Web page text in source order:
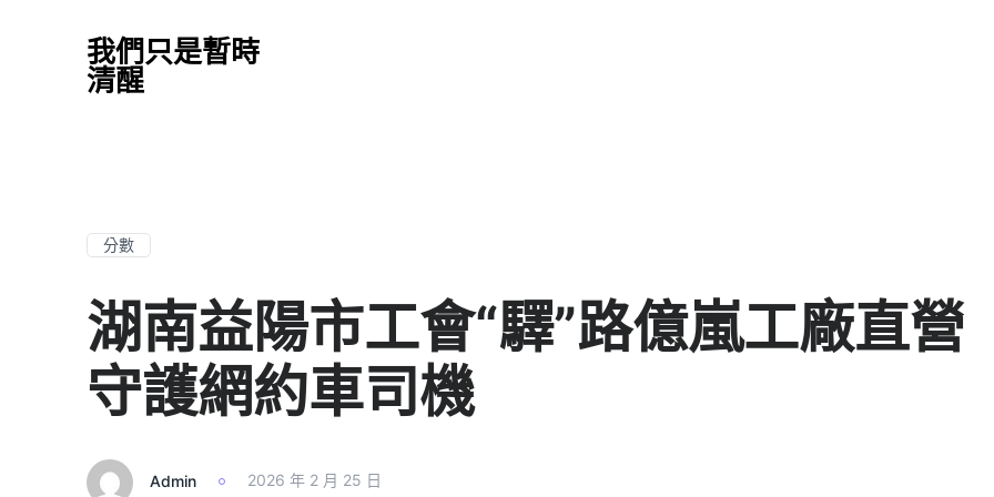
我們只是暫時
清醒
分數
湖南益陽市工會“驛”路億嵐工廠直營
守護網約車司機
Admin 2026 年 2 月 25 日